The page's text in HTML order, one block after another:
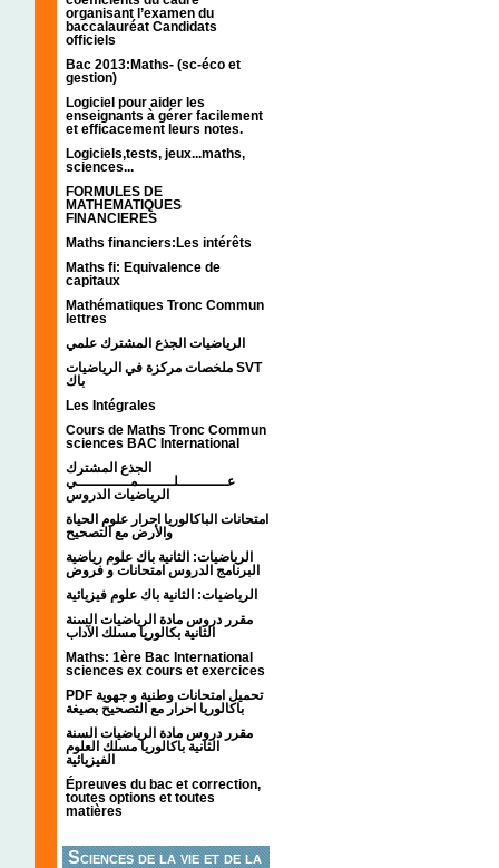
organisant l’examen du
baccalauréat Candidats
officiels
Bac 2013:Maths- (sc-éco et
gestion)
Logiciel pour aider les
enseignants à gérer facilement
et efficacement leurs notes.
Logiciels,tests, jeux...maths,
sciences...
FORMULES DE
MATHEMATIQUES
FINANCIERES
Maths financiers:Les intérêts
Maths fi: Equivalence de
capitaux
Mathématiques Tronc Commun
lettres
الرياضيات الجذع المشترك علمي
ملخصات مركزة في الرياضيات SVT
باك
Les Intégrales
Cours de Maths Tronc Commun
sciences BAC International
الجذع المشترك
عـــــــــــلــــــــمــــــــــــي
الرياضيات الدروس
امتحانات الباكالوريا احرار علوم الحياة
والأرض مع التصحيح
الرياضيات: الثانية باك علوم رياضية
البرنامج الدروس امتحانات و فروض
الرياضيات: الثانية باك علوم فيزيائية
مقرر دروس مادة الرياضيات السنة
الثانية بكالوريا مسلك الآداب
Maths: 1ère Bac International
sciences ex cours et exercices
PDF تحميل امتحانات وطنية و جهوية
باكالوريا احرار مع التصحيح بصيغة
مقرر دروس مادة الرياضيات السنة
الثانية باكالوريا مسلك العلوم
الفيزيائية
Épreuves du bac et correction,
toutes options et toutes
matières
Sciences de la vie et de la